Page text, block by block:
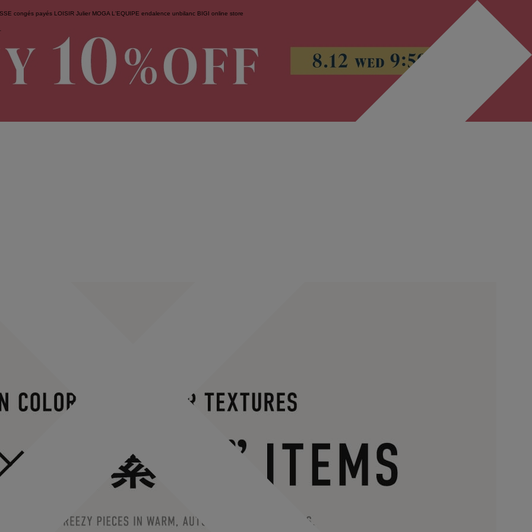
congés payés LOISIR Julier MOGA L'EQUIPE endalence unbilanc BIGI online store